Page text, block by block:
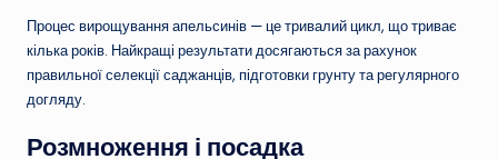
Процес вирощування апельсинів — це тривалий цикл, що триває
кілька років. Найкращі результати досягаються за рахунок
правильної селекції саджанців, підготовки грунту та регулярного
догляду.
Розмноження і посадка